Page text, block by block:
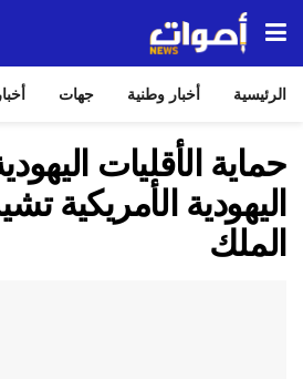
الرئيسية أخبار وطنية جهات
حماية الأقليات
اليهودية الأمريكية
الملك